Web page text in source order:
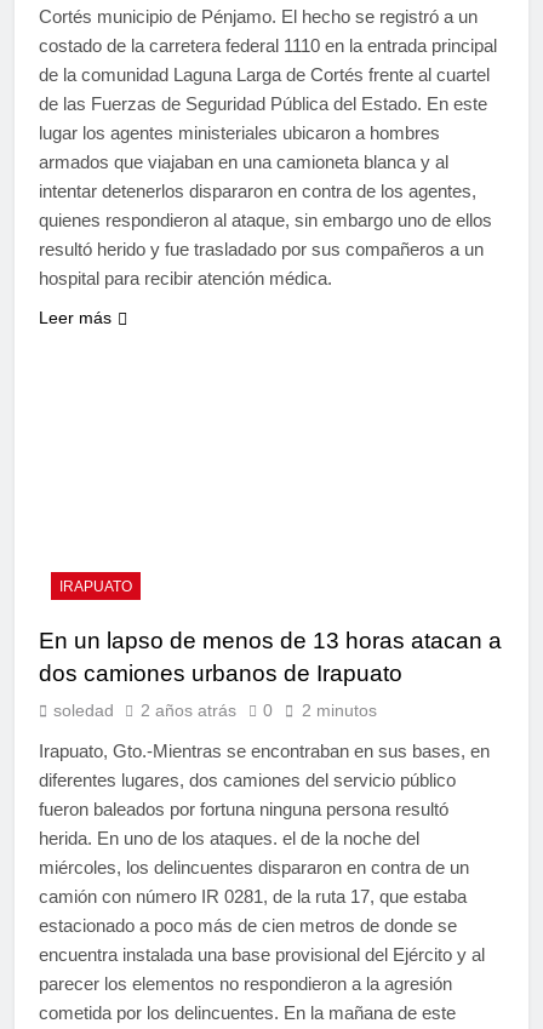
Cortés municipio de Pénjamo. El hecho se registró a un
costado de la carretera federal 1110 en la entrada principal
de la comunidad Laguna Larga de Cortés frente al cuartel
de las Fuerzas de Seguridad Pública del Estado. En este
lugar los agentes ministeriales ubicaron a hombres
armados que viajaban en una camioneta blanca y al
intentar detenerlos dispararon en contra de los agentes,
quienes respondieron al ataque, sin embargo uno de ellos
resultó herido y fue trasladado por sus compañeros a un
hospital para recibir atención médica.
Leer más
IRAPUATO
En un lapso de menos de 13 horas atacan a
dos camiones urbanos de Irapuato
soledad 2 años atrás 0 2 minutos
Irapuato, Gto.-Mientras se encontraban en sus bases, en
diferentes lugares, dos camiones del servicio público
fueron baleados por fortuna ninguna persona resultó
herida. En uno de los ataques. el de la noche del
miércoles, los delincuentes dispararon en contra de un
camión con número IR 0281, de la ruta 17, que estaba
estacionado a poco más de cien metros de donde se
encuentra instalada una base provisional del Ejército y al
parecer los elementos no respondieron a la agresión
cometida por los delincuentes. En la mañana de este